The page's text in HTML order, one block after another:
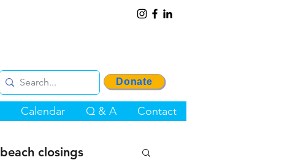
Donate
Calendar Q & A Contact
beach closings